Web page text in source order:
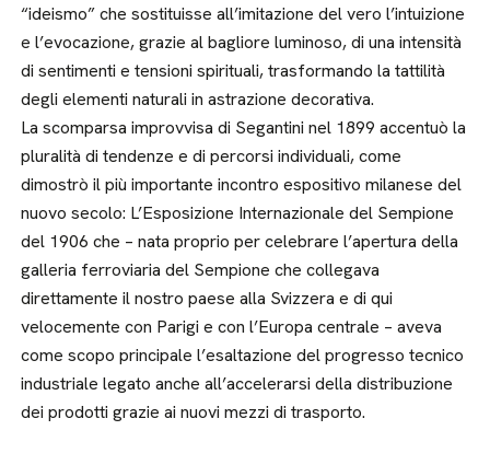
“ideismo” che sostituisse all’imitazione del vero l’intuizione
e l’evocazione, grazie al bagliore luminoso, di una intensità
di sentimenti e tensioni spirituali, trasformando la tattilità
degli elementi naturali in astrazione decorativa.
La scomparsa improvvisa di Segantini nel 1899 accentuò la
pluralità di tendenze e di percorsi individuali, come
dimostrò il più importante incontro espositivo milanese del
nuovo secolo: L’Esposizione Internazionale del Sempione
del 1906 che – nata proprio per celebrare l’apertura della
galleria ferroviaria del Sempione che collegava
direttamente il nostro paese alla Svizzera e di qui
velocemente con Parigi e con l’Europa centrale – aveva
come scopo principale l’esaltazione del progresso tecnico
industriale legato anche all’accelerarsi della distribuzione
dei prodotti grazie ai nuovi mezzi di trasporto.